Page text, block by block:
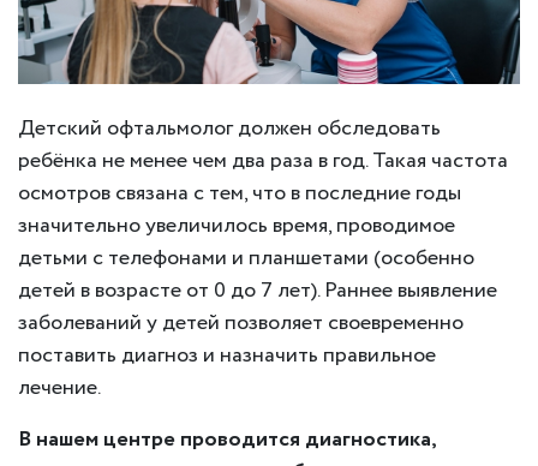
Детский офтальмолог должен обследовать
ребёнка не менее чем два раза в год. Такая частота
осмотров связана с тем, что в последние годы
значительно увеличилось время, проводимое
детьми с телефонами и планшетами (особенно
детей в возрасте от 0 до 7 лет). Раннее выявление
заболеваний у детей позволяет своевременно
поставить диагноз и назначить правильное
лечение.
В нашем центре проводится диагностика,